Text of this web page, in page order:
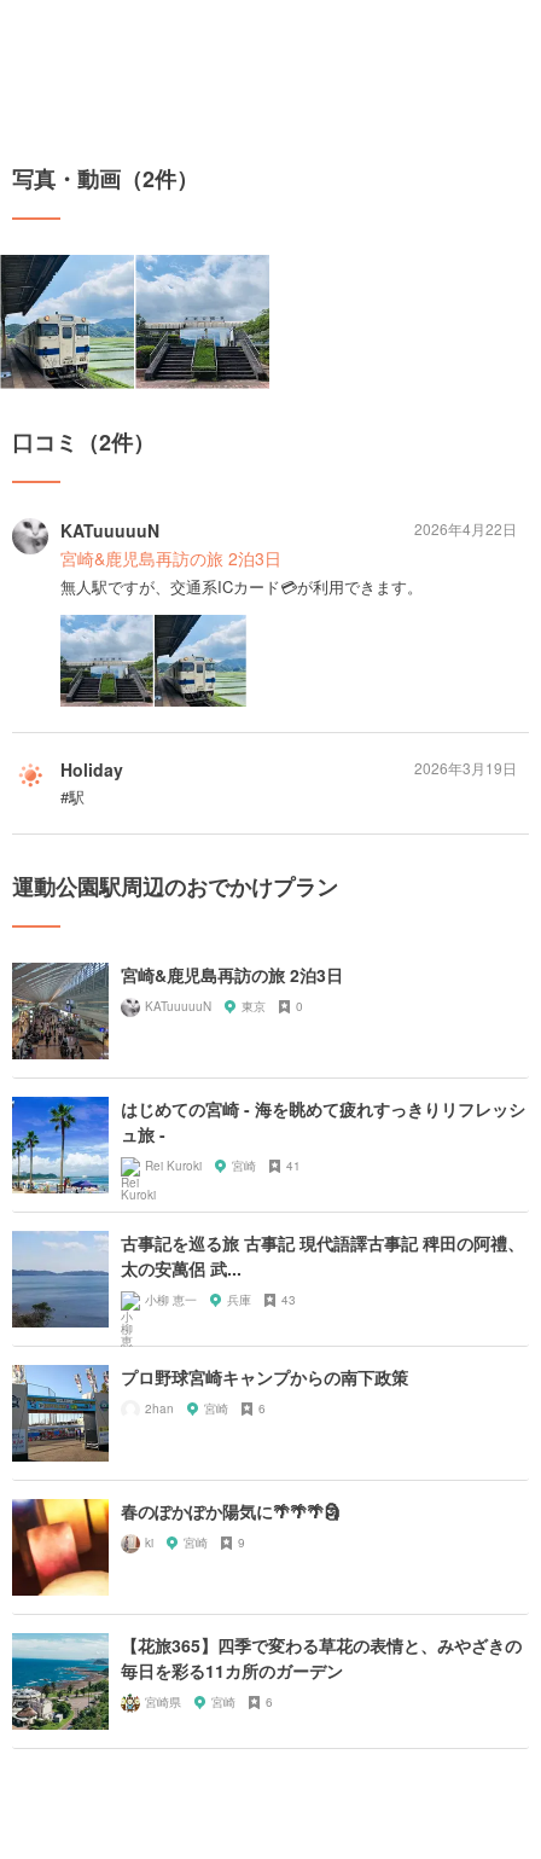
写真・動画（2件）
口コミ（2件）
KATuuuuuN
宮崎&鹿児島再訪の旅 2泊3日
無人駅ですが、交通系ICカード💳が利用できます。
2026年4月22日
Holiday
#駅
2026年3月19日
運動公園駅周辺のおでかけプラン
宮崎&鹿児島再訪の旅 2泊3日
KATuuuuuN 東京 0
はじめての宮崎 - 海を眺めて疲れすっきりリフレッシ
ュ旅 -
Rei Kuroki 宮崎 41
古事記を巡る旅 古事記 現代語譯古事記 稗田の阿禮、
太の安萬侶 武...
小柳 恵一 兵庫 43
プロ野球宮崎キャンプからの南下政策
2han 宮崎 6
春のぽかぽか陽気に🌴🌴🌴🗿
ki 宮崎 9
【花旅365】四季で変わる草花の表情と、みやざきの
毎日を彩る11カ所のガーデン
宮崎県 宮崎 6